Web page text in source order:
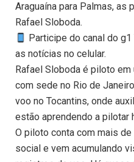
Araguaína para Palmas, as
Rafael Sloboda.
Participe do canal do
as notícias no celular.
Rafael Sloboda é piloto
com sede no Rio de
voo no Tocantins, onde
estão aprendendo a pilotar
O piloto conta com mais
social e vem acumulando